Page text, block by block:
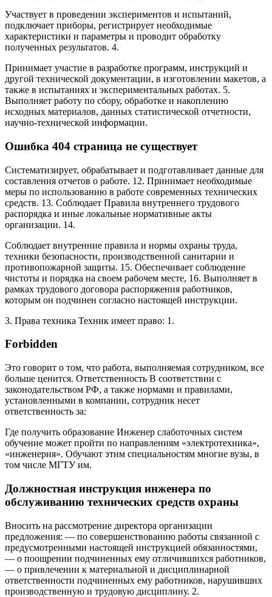
Участвует в проведении экспериментов и испытаний,
подключает приборы, регистрирует необходимые
характеристики и параметры и проводит обработку
полученных результатов. 4.
Принимает участие в разработке программ, инструкций и
другой технической документации, в изготовлении макетов, а
также в испытаниях и экспериментальных работах. 5.
Выполняет работу по сбору, обработке и накоплению
исходных материалов, данных статистической отчетности,
научно-технической информации.
Ошибка 404 страница не существует
Систематизирует, обрабатывает и подготавливает данные для
составления отчетов о работе. 12. Принимает необходимые
меры по использованию в работе современных технических
средств. 13. Соблюдает Правила внутреннего трудового
распорядка и иные локальные нормативные акты
организации. 14.
Соблюдает внутренние правила и нормы охраны труда,
техники безопасности, производственной санитарии и
противопожарной защиты. 15. Обеспечивает соблюдение
чистоты и порядка на своем рабочем месте, 16. Выполняет в
рамках трудового договора распоряжения работников,
которым он подчинен согласно настоящей инструкции.
3. Права техника Техник имеет право: 1.
Forbidden
Это говорит о том, что работа, выполняемая сотрудником, все
больше ценится. Ответственность В соответствии с
законодательством РФ, а также нормами и правилами,
установленными в компании, сотрудник несет
ответственность за:
Где получить образование Инженер слаботочных систем
обучение может пройти по направлениям «электротехника»,
«инженерия». Обучают этим специальностям многие вузы, в
том числе МГТУ им.
Должностная инструкция инженера по
обслуживанию технических средств охраны
Вносить на рассмотрение директора организации
предложения: — по совершенствованию работы связанной с
предусмотренными настоящей инструкцией обязанностями,
— о поощрении подчиненных ему отличившихся работников,
— о привлечении к материальной и дисциплинарной
ответственности подчиненных ему работников, нарушивших
производственную и трудовую дисциплину. 2.